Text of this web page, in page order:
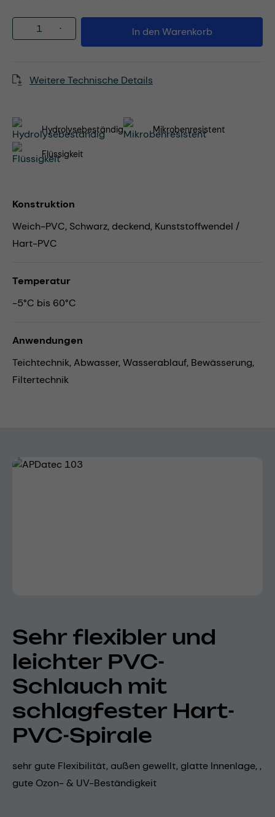
Produkt Anzahl: Gib den gewünschten
In den Warenkorb
Weitere Technische Details
Hydrolysebeständig Mikrobenresistent
Flüssigkeit
Konstruktion
Weich-PVC, Schwarz, deckend, Kunststoffwendel /
Hart-PVC
Temperatur
-5°C bis 60°C
Anwendungen
Teichtechnik,Abwasser,Wasserablauf, Bewässerung,
Filtertechnik
Bildergalerie überspringen
Sehr flexibler und
leichter PVC-
Schlauch mit
schlagfester Hart-
PVC-Spirale
sehr gute Flexibilität, außen gewellt, glatte Innenlage, ,
gute Ozon- & UV-Beständigkeit